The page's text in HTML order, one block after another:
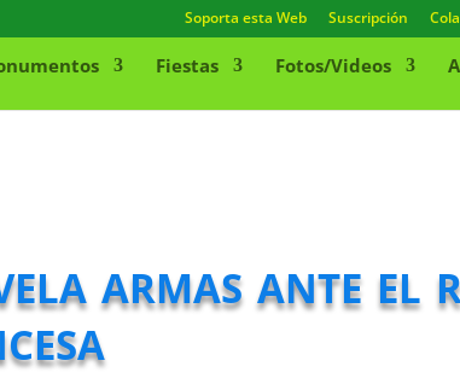
Soporta esta Web Suscripción
Fiestas Fotos/Videos
armas ante el